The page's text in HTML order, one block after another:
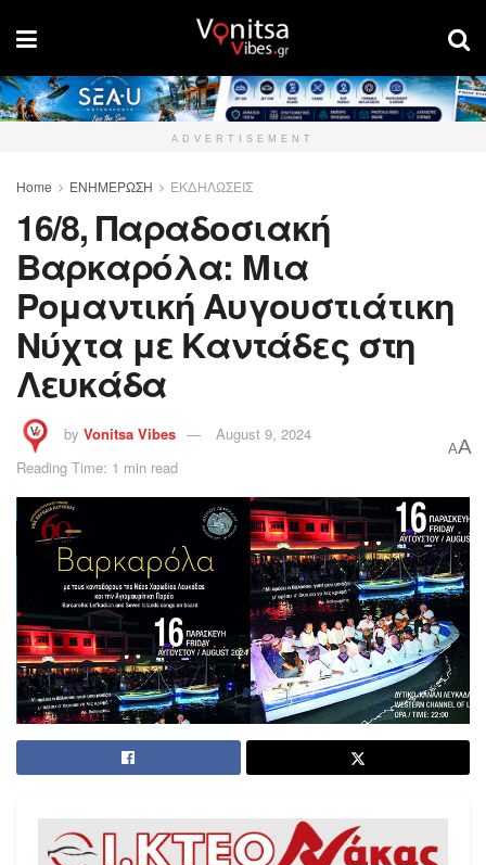
ADVERTISEMENT
Home ΕΝΗΜΕΡΩΣΗ ΕΚΔΗΛΩΣΕΙΣ
16/8, Παραδοσιακή
Βαρκαρόλα: Μια
Ρομαντική Αυγουστιάτικη
Νύχτα με Καντάδες στη
Λευκάδα
by Vonitsa Vibes
August 9, 2024
Reading Time: 1 min read
AA